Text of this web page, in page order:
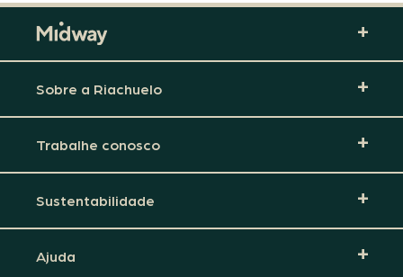
Sobre a Riachuelo
Trabalhe conosco
Sustentabilidade
Ajuda